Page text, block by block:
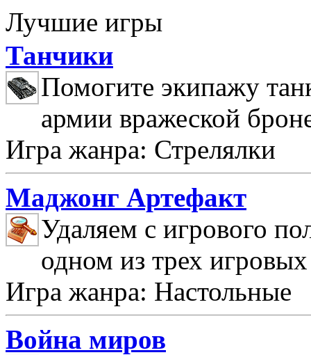
Лучшие игры
Танчики
Помогите экипажу
армии вражеской
Игра жанра: Стрелялки
Маджонг Артефакт
Удаляем с игрового
одном из трех
Игра жанра: Настольные
Война миров